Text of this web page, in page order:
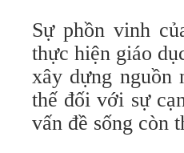
Sự phồn vinh
thực hiện giáo
xây dựng
thế đối với sự
vấn đề sống còn